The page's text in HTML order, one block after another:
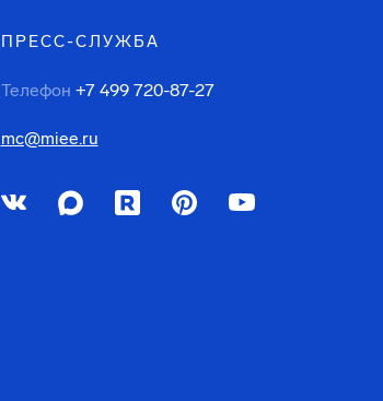
ПРЕСС-СЛУЖБА
Телефон +7 499 720-87-27
mc@miee.ru